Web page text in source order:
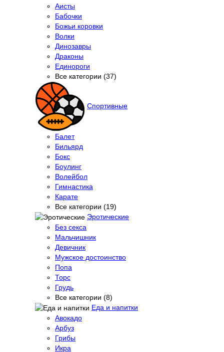
Аисты
Бабочки
Божьи коровки
Волки
Динозавры
Драконы
Единороги
Все категории (37)
Спортивные
Балет
Бильярд
Бокс
Боулинг
Волейбол
Гимнастика
Карате
Все категории (19)
Эротические
Без секса
Мальчишник
Девичник
Мужское достоинство
Попа
Торс
Грудь
Все категории (8)
Еда и напитки
Авокадо
Арбуз
Грибы
Икра